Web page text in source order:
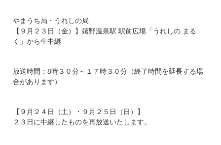
やまうち局・うれしの局
【９月２３日（金）】嬉野温泉駅 駅前広場「うれしの まる
く」から生中継
放送時間：8時３０分～１７時３０分（終了時間を延長する場
合があります）
【９月２４日（土）・９月２５日（日）】
２３日に中継したものを再放送いたします。